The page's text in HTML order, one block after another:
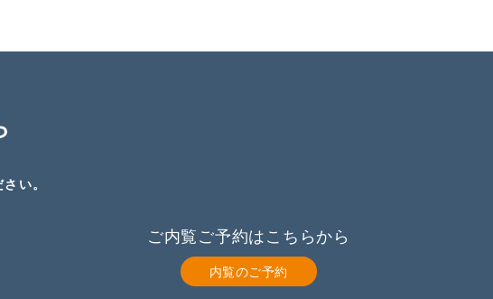
い。
ご内覧ご予約はこちらから
内覧のご予約